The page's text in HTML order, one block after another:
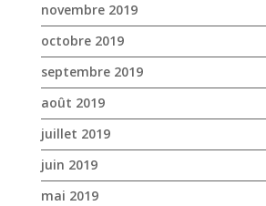
novembre 2019
octobre 2019
septembre 2019
août 2019
juillet 2019
juin 2019
mai 2019